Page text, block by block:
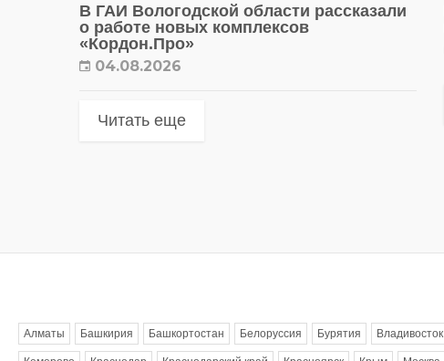
В ГАИ Вологодской области рассказали
о работе новых комплексов
«Кордон.Про»
04.08.2026
Читать еще
Алматы Башкирия Башкортостан Белоруссия Бурятия Владивосток